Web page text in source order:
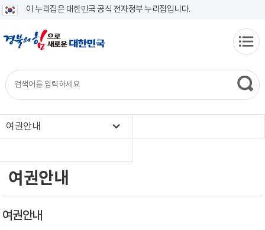
이 누리집은 대한민국 공식 전자정부 누리집입니다.
여권안내
여권안내
여권안내